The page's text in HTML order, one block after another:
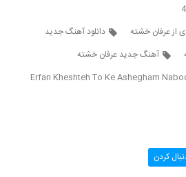
آهنگ جدید و زیبای هومن مرادخانی با
نام منتظرم که غروب شه
بازدید
از عرفان خشته
دانلود آهنگ جدید
آهنگ جدید عرفان خشته
Erfan Kheshteh To Ke Ashegham
کردن